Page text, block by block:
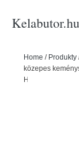
Kelabutor.hu
Home / Produkty
közepes
HR BIO – BENAB